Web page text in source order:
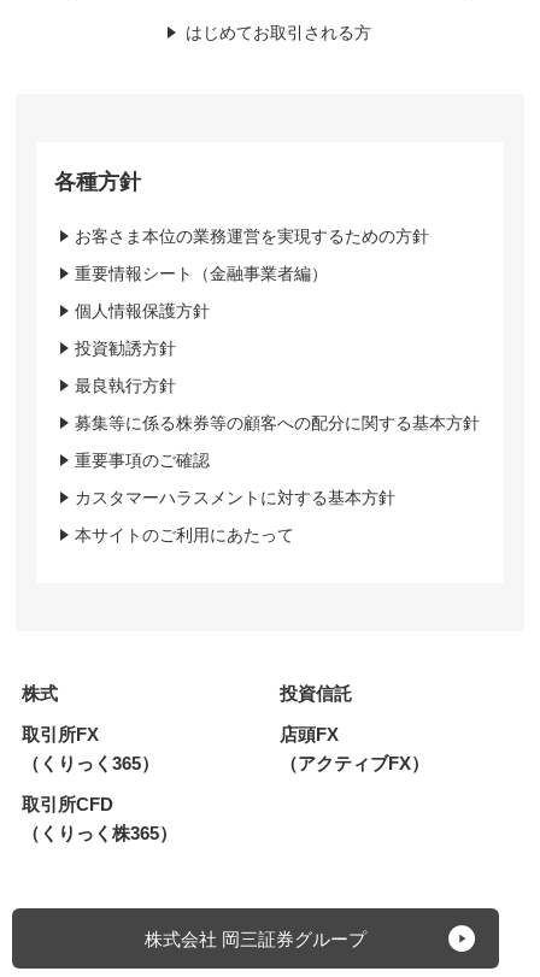
はじめてお取引される方
各種方針
お客さま本位の業務運営を実現するための方針
重要情報シート（金融事業者編）
個人情報保護方針
投資勧誘方針
最良執行方針
募集等に係る株券等の顧客への配分に関する基本方針
重要事項のご確認
カスタマーハラスメントに対する基本方針
本サイトのご利用にあたって
株式
投資信託
取引所FX
（くりっく365）
店頭FX
（アクティブFX）
取引所CFD
（くりっく株365）
株式会社 岡三証券グループ